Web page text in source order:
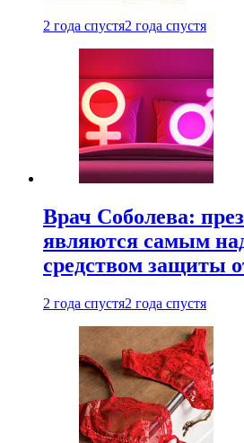
2 года спустя2 года спустя
Врач Соболева:
являются самым
средством защиты
2 года спустя2 года спустя